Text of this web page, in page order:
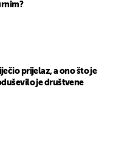
prijelaz, a ono što je
je društvene